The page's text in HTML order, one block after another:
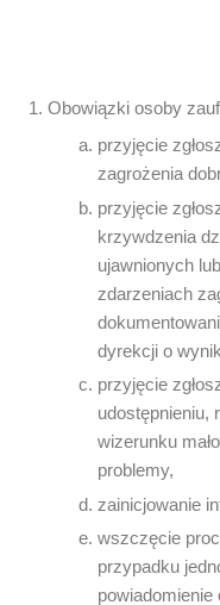
Obowiązki osoby
przyjęcie
zagrożenia
przyjęcie
krzywdzenia
ujawnionych
zdarzeniach
dyrekcji o
przyjęcie
udostępnieniu,
wizerunku
problemy,
zainicjowanie
wszczęcie
przypadku
powiadomienie